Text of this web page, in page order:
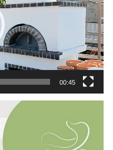
00:45